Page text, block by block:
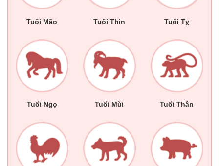
Tuổi Mão Tuổi Thìn Tuổi Tỵ
Tuổi Ngọ Tuổi Mùi Tuổi Thân